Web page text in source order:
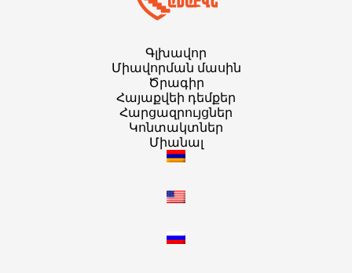
Գլխավոր
Միավորման մասին
Ծրագիր
Հայաքվեի դեմքեր
Հարցազրույցներ
Կոնտակտներ
Միանալ